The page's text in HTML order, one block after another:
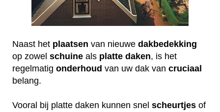
Naast het plaatsen van nieuwe dakbedekking
op zowel schuine als platte daken, is het
regelmatig onderhoud van uw dak van cruciaal
belang.
Vooral bij platte daken kunnen snel scheurtjes of